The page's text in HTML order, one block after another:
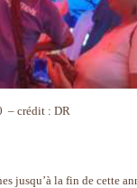
– crédit : DR
jusqu’à la fin de cette